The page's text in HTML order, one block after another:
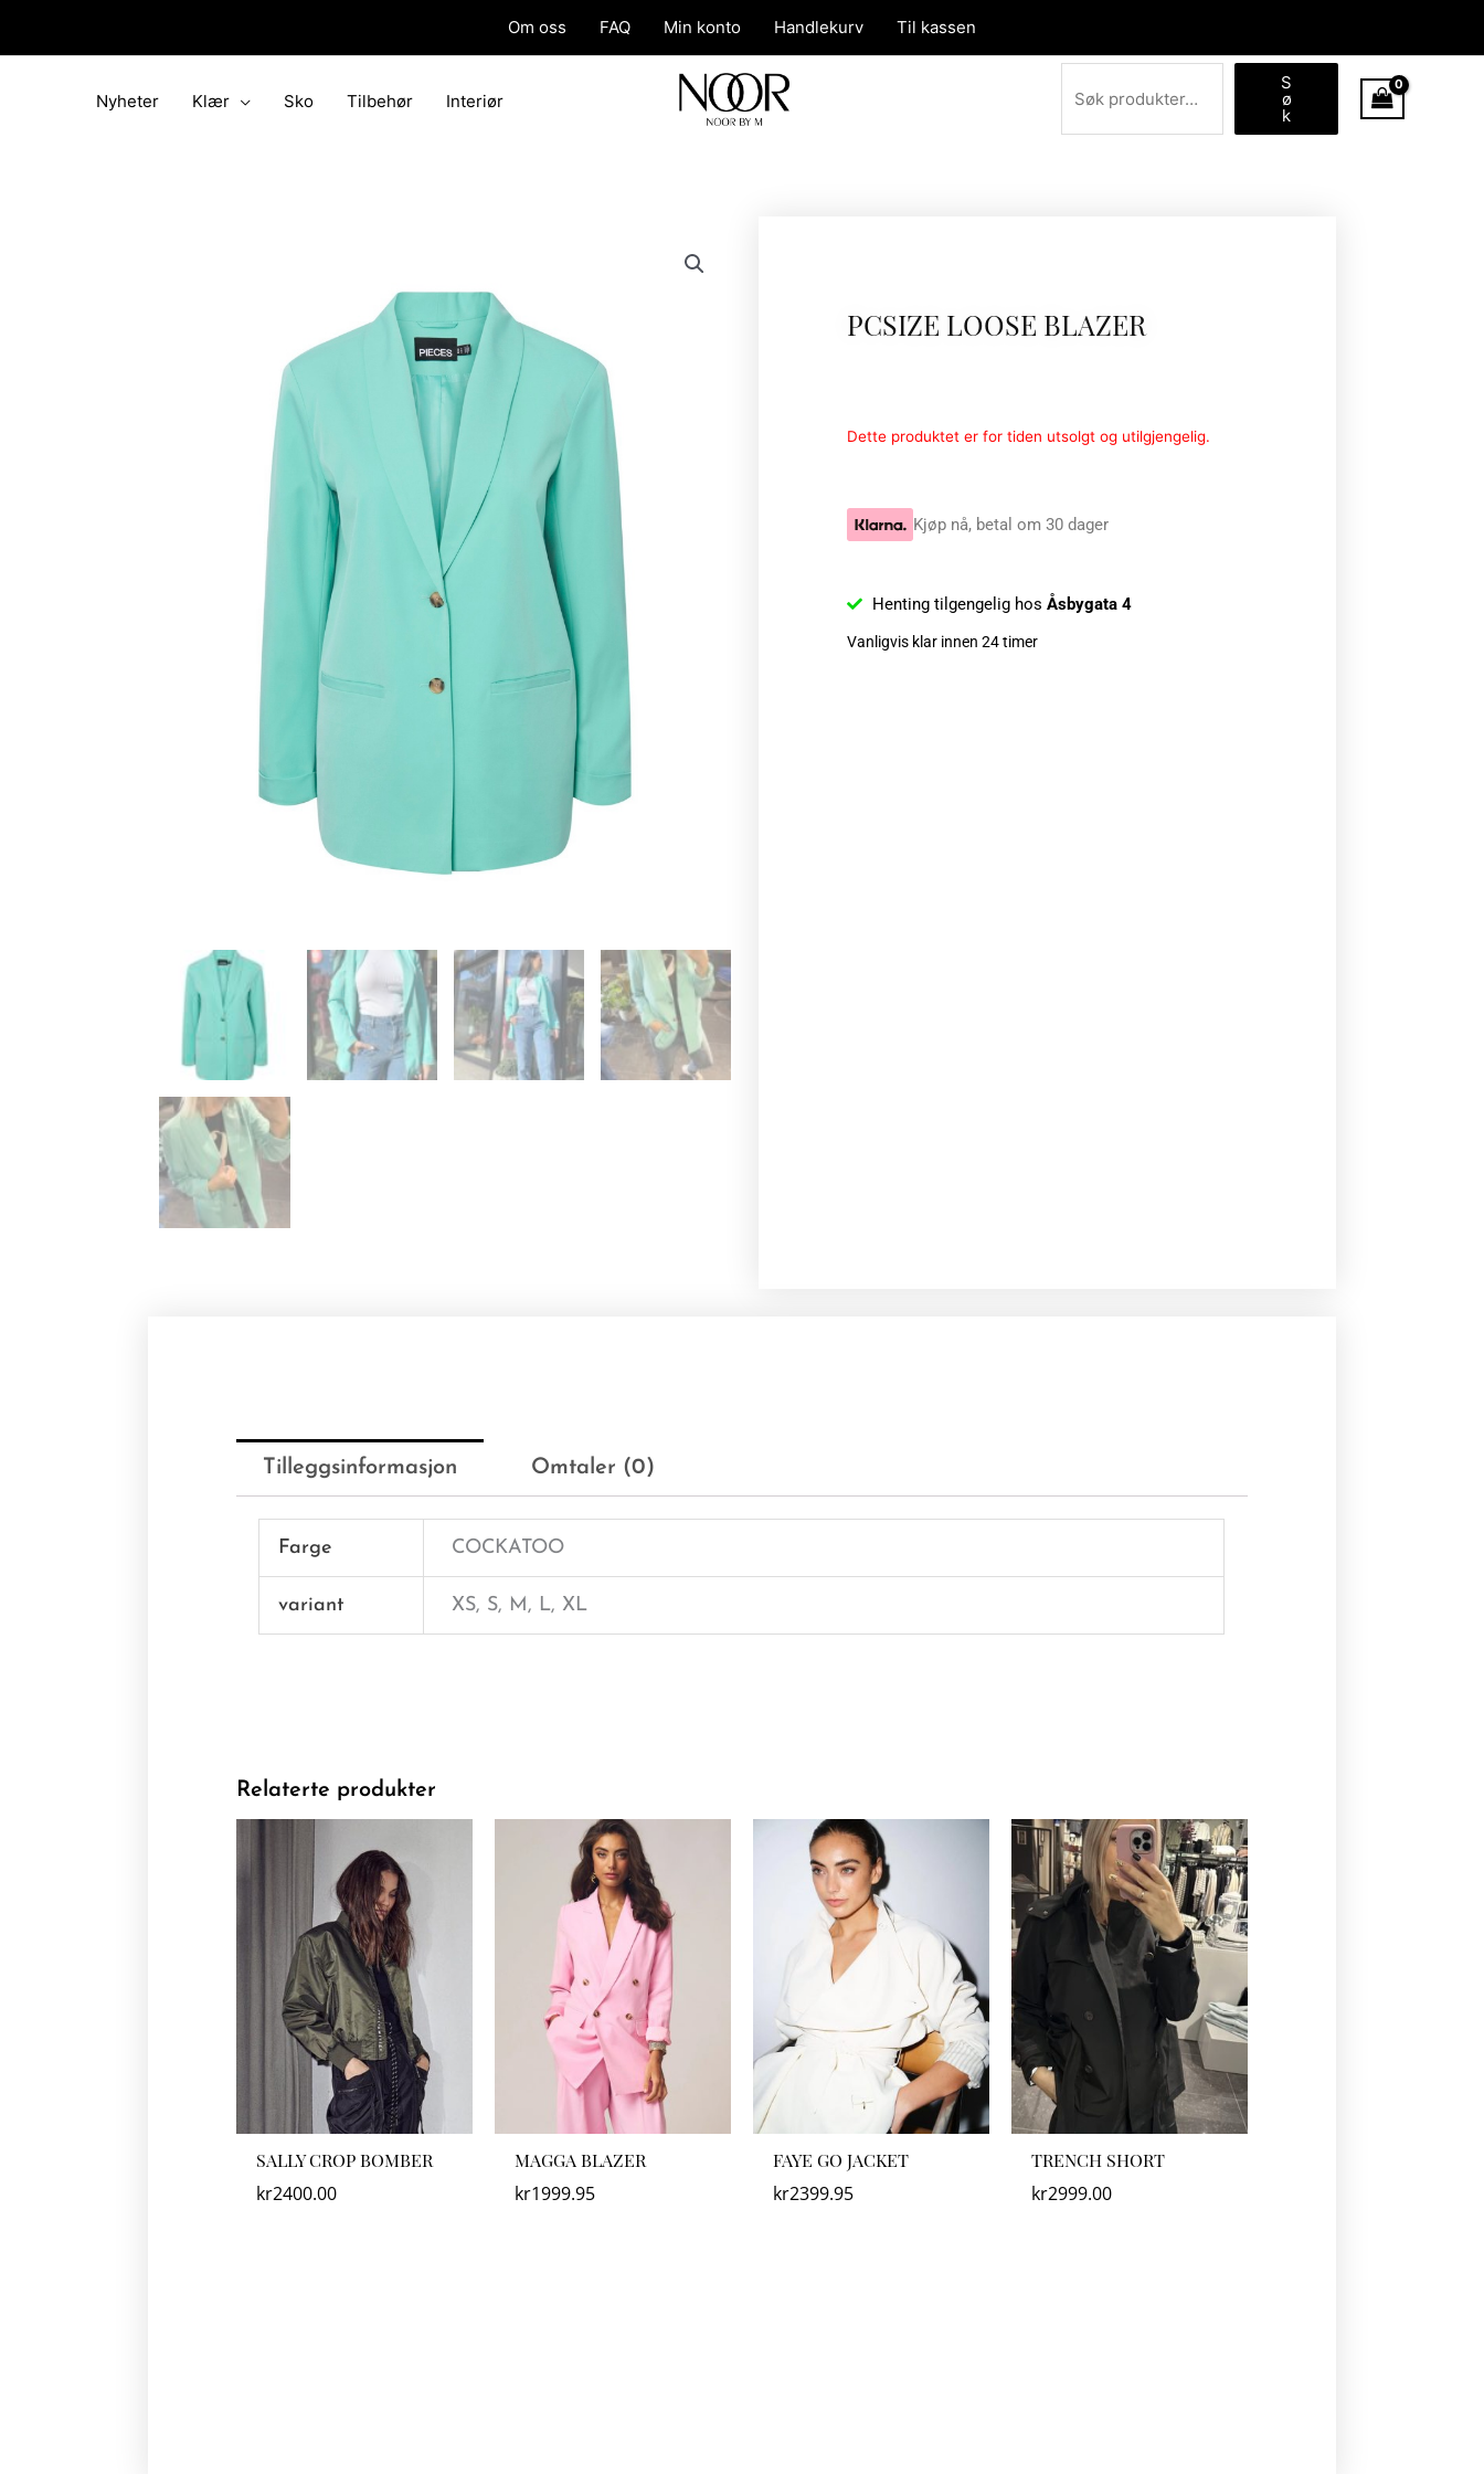
Om oss FAQ Min konto Handlekurv Til kassen
Nyheter Klær Sko Tilbehør Interiør
Søk
S
ø
k
PCSIZE LOOSE BLAZER
Dette produktet er for tiden utsolgt og utilgjengelig.
Kjøp nå, betal om 30 dager
Henting tilgengelig hos Åsbygata 4
Vanligvis klar innen 24 timer
Tilleggsinformasjon Omtaler (0)
Farge COCKATOO
variant XS, S, M, L, XL
Relaterte produkter
SALLY CROP BOMBER
kr2400.00
MAGGA BLAZER
kr1999.95
FAYE GO JACKET
kr2399.95
TRENCH SHORT
kr2999.00